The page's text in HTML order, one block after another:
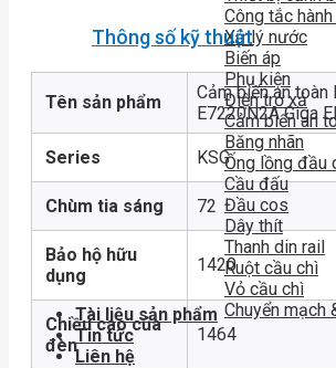
Công tắc
Xử lý nước
Biến áp
Phụ kiện
Điện trở xả
Cảm biến an
Băng nhãn
Ống lồng đầu
Cầu đấu
Đầu cos
Dây thít
Thanh din rail
Ruột cầu chì
Vỏ cầu chì
Chuyển mạch
Tài liệu sản phẩm
Tin tức
Liên hệ
Thông số kỹ thuật
Tên sản phẩm
Cảm biến an toàn
E7220N2A Giga
Series KSG
Chùm tia sáng 72
Bảo hộ hữu
dụng
1420
Chiều cao của
đèn
1464